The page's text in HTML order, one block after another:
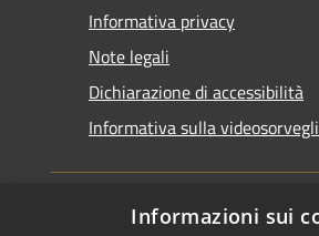
Informativa privacy
Note legali
Dichiarazione di accessibilità
Informativa sulla
Informazioni sui